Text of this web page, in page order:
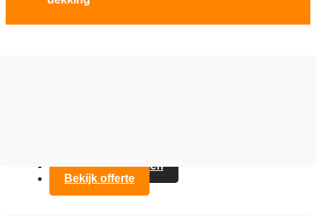
Contact opnemen
Bekijk offerte